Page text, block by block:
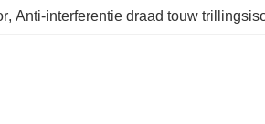
, Anti-interferentie draad touw